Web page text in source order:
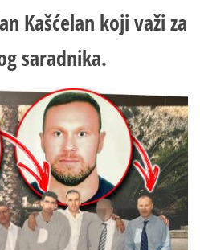
Kašćelan koji važi za
saradnika.